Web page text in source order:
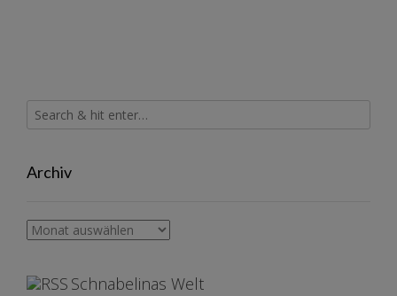
Archiv
Archiv
Schnabelinas Welt